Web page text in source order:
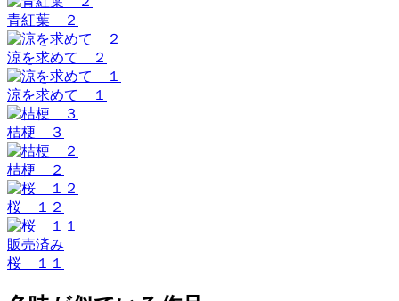
青紅葉 ２
涼を求めて ２
涼を求めて １
桔梗 ３
桔梗 ２
桜 １２
販売済み
桜 １１